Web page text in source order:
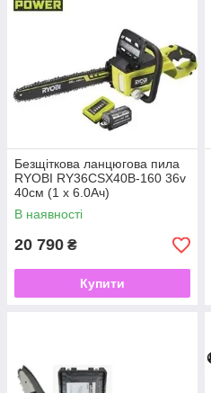
Безщіткова ланцюгова пила
RYOBI RY36CSX40B-160 36v
40см (1 х 6.0Ач)
В наявності
20 790 ₴
Купити